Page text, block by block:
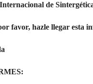
de
favor, hazle llegar esta
: